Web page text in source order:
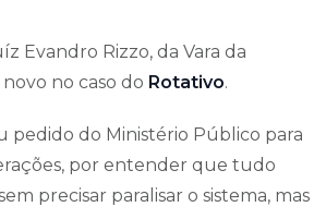
Evandro Rizzo, da Vara da
no caso do Rotativo.
pedido do Ministério Público para
por entender que tudo
precisar paralisar o sistema, mas